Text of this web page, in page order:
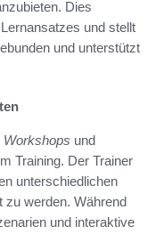
Dies
und stellt
und unterstützt
Workshops und
Training. Der Trainer
unterschiedlichen
zu werden. Während
und interaktive